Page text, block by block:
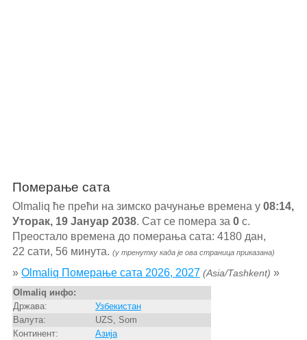
Померање сата
Olmaliq ће прећи на зимско рачунање времена у 08:14,
Уторак, 19 Јануар 2038. Сат се помера за 0с.
Преостало времена до померања сата: 4180 дан,
22 сати, 56 минута. (у тренутку када је ова страница приказана)
» Olmaliq Померање сата 2026, 2027 (Asia/Tashkent) »
Olmaliq инфо:
Држава:
Узбекистан
Валута:
UZS, Som
Континент:
Азија